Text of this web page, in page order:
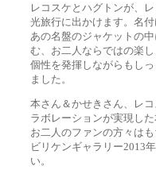
レコスケとハグトンが、
光旅行に出かけます。名
あの名盤のジャケットの
む、お二人ならではの楽
個性を発揮しながらもし
ました。
本さん＆かせきさん、レ
ラボレーションが実現し
お二人のファンの方々は
ビリケンギャラリー2013
い。